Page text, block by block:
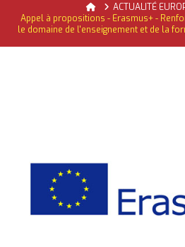
ACTUALITÉ DE L'UNION EUROPÉENNE, ACTUALITÉ DE LA REPRÉSENTATION
HomeACTUALITÉ
Appel à propositions - Erasmus+ -
le domaine de l'enseignement et de la